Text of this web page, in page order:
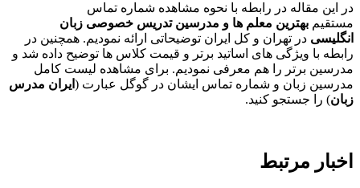
در این مقاله در رابطه با نحوه مشاهده شماره تماس
مستقیم بهترین معلم ها و مدرسین تدریس خصوصی زبان
انگلیسی در تهران و کل ایران توضیحاتی ارائه نمودیم. همچنین در
رابطه با ویژگی های اساتید برتر و قیمت کلاس ها توضیح داده شد و
مدرسین برتر را هم معرفی نمودیم. برای مشاهده لیست کامل
مدرسین زبان و شماره تماس ایشان در گوگل عبارت ( ایران مدرس
زبان) را جستجو کنید.
اخبار مرتبط